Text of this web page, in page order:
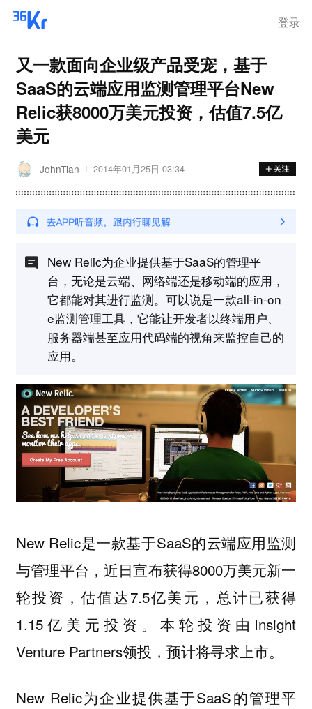
登录
又一款面向企业级产品受宠，基于
SaaS的云端应用监测管理平台New
Relic获8000万美元投资，估值7.5亿
美元
JohnTian 2014年01月25日 03:34
New Relic为企业提供基于SaaS的管理平
台，无论是云端、网络端还是移动端的应用，
它都能对其进行监测。可以说是一款all-in-on
e监测管理工具，它能让开发者以终端用户、
服务器端甚至应用代码端的视角来监控自己的
应用。
New Relic是一款基于SaaS的云端应用监测
与管理平台，近日宣布获得8000万美元新一
轮投资，估值达7.5亿美元，总计已获得
1.15亿美元投资。本轮投资由Insight
Venture Partners领投，预计将寻求上市。
New Relic为企业提供基于SaaS的管理平